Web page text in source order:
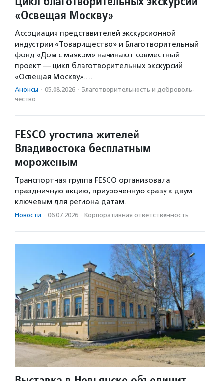
«Освещая Москву»
Ассоциация представителей экскурсионной
индустрии «Товарищество» и Благотворительный
фонд «Дом с маяком» начинают совместный
проект — цикл благотворительных экскурсий
«Освещая Москву».…
Анонсы · 05.08.2026 · Благотвори­тель­ность и доброволь­
чест­во
FESCO угостила жителей
Владивостока бесплатным
мороженым
Транспортная группа FESCO организовала
праздничную акцию, приуроченную сразу к двум
ключевым для региона датам.
Новости · 06.07.2026 · Корпоративная ответственность